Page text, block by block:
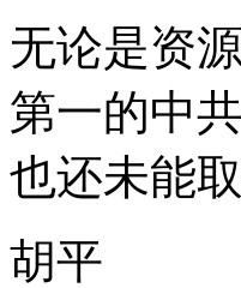
无论是资
第一的中
也还未能
胡平